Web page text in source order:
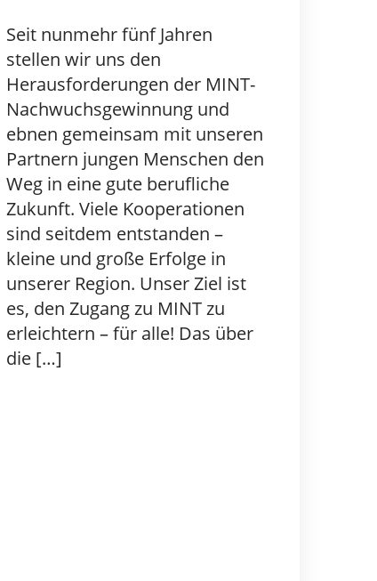
Seit nunmehr fünf Jahren
stellen wir uns den
Herausforderungen der MINT-
Nachwuchsgewinnung und
ebnen gemeinsam mit unseren
Partnern jungen Menschen den
Weg in eine gute berufliche
Zukunft. Viele Kooperationen
sind seitdem entstanden –
kleine und große Erfolge in
unserer Region. Unser Ziel ist
es, den Zugang zu MINT zu
erleichtern – für alle! Das über
die […]